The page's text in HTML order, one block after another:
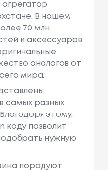
агрегатор
В нашем
70 млн
и аксессуаров
аналогов от
мира.
самых разных
этому,
коду позволит
нужную
порадуют